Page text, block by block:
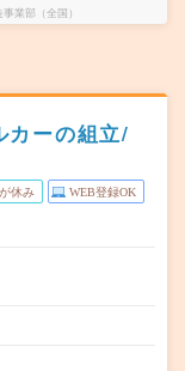
業部（全国）
カーの組立/
休み WEB登録OK